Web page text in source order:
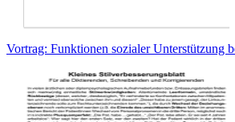
Vortrag: Funktionen sozialer Unterstützung